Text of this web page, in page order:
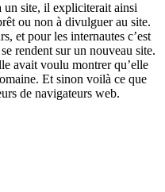
un site, il expliciterait ainsi
ou non à divulguer au site.
et pour les internautes c’est
rendent sur un nouveau site.
avait voulu montrer qu’elle
Et sinon voilà ce que
de navigateurs web.